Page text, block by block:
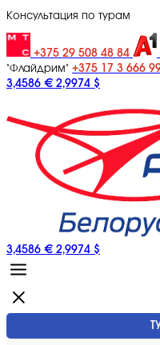
Консультация по турам
+375 29 508 48 84
"Флайдрим" +375 17 3 666
3,4586 € 2,9974 $
3,4586 € 2,9974 $